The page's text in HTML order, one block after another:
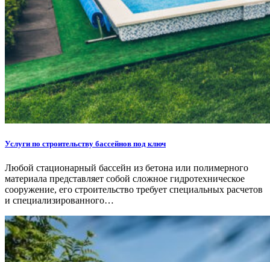
Услуги по строительству бассейнов под ключ
Любой стационарный бассейн из бетона или полимерного
материала представляет собой сложное гидротехническое
сооружение, его строительство требует специальных расчетов
и специализированного…